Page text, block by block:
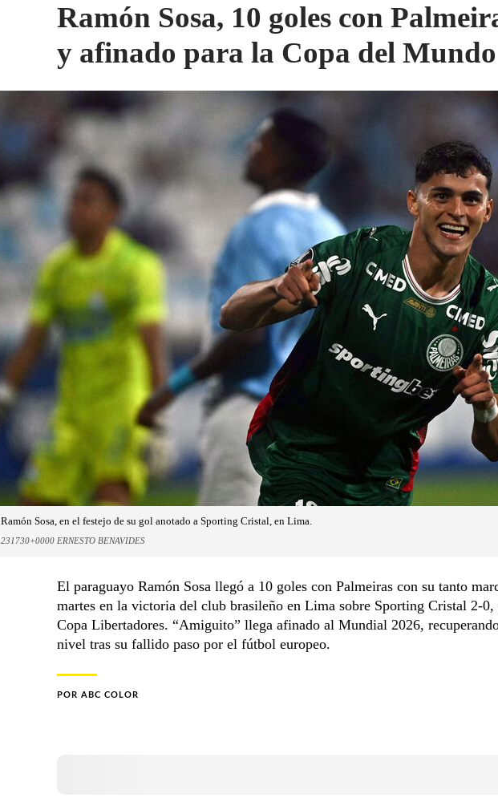
Ramón Sosa, 10 goles con
y afinado para la Copa del Mundo
Ramón Sosa, en el festejo de su gol anotado a Sporting Cristal, en Lima.
231730+0000 ERNESTO BENAVIDES
El paraguayo Ramón Sosa llegó a 10 goles con Palmeiras con su tanto
martes en la victoria del club brasileño en Lima sobre Sporting Cristal 2-0,
Copa Libertadores. “Amiguito” llega afinado al Mundial 2026,
nivel tras su fallido paso por el fútbol europeo.
POR ABC COLOR